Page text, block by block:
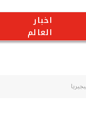
اخبار
العالم